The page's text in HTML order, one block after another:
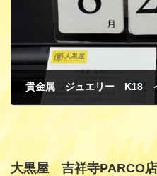
大黒屋 吉祥寺PARCO店